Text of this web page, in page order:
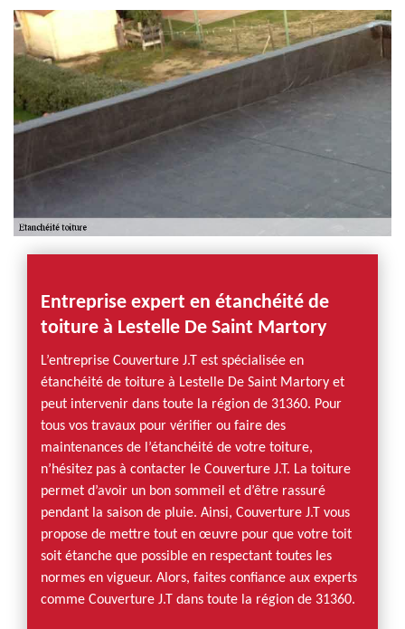
Entreprise expert en étanchéité de
toiture à Lestelle De Saint Martory
L’entreprise Couverture J.T est spécialisée en
étanchéité de toiture à Lestelle De Saint Martory et
peut intervenir dans toute la région de 31360. Pour
tous vos travaux pour vérifier ou faire des
maintenances de l’étanchéité de votre toiture,
n’hésitez pas à contacter le Couverture J.T. La toiture
permet d’avoir un bon sommeil et d’être rassuré
pendant la saison de pluie. Ainsi, Couverture J.T vous
propose de mettre tout en œuvre pour que votre toit
soit étanche que possible en respectant toutes les
normes en vigueur. Alors, faites confiance aux experts
comme Couverture J.T dans toute la région de 31360.